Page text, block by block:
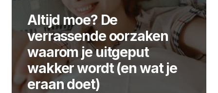
Altijd moe? De
verrassende oorzaken
waarom je uitgeput
wakker wordt (en wat je
eraan doet)